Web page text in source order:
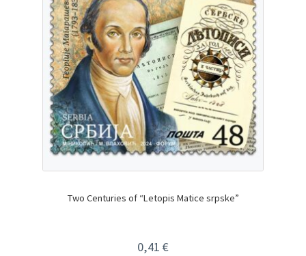
Two Centuries of “Letopis Matice srpske”
0,41 €